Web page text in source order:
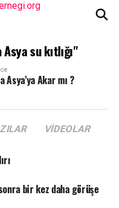
su kıtlığı"
Akar mı ?
VIDEOLAR
bir kez daha görüşe